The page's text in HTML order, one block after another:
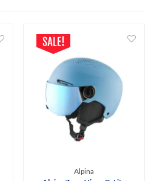
Alpina